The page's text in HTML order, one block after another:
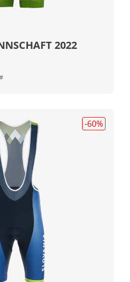
2022
#
-60%